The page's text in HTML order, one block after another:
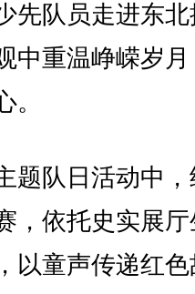
队员走进东北
中重温峥嵘岁
队日活动中，
，依托史实展
以童声传递红